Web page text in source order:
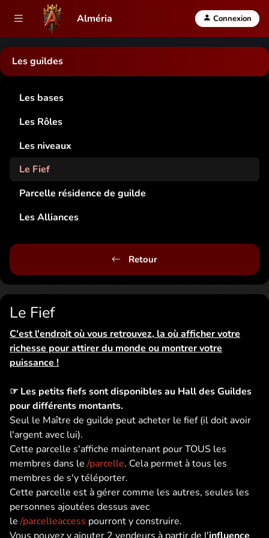
Alméria Connexion
Les guildes
Les bases
Les Rôles
Les niveaux
Le Fief
Parcelle résidence de guilde
Les Alliances
Retour
Le Fief
C'est l'endroit où vous retrouvez, la où afficher votre
richesse pour attirer du monde ou montrer votre
puissance !
☞ Les petits fiefs sont disponibles au Hall des Guildes
pour différents montants.
Seul le Maître de guilde peut acheter le fief (il doit avoir
l'argent avec lui).
Cette parcelle s'affiche maintenant pour TOUS les
membres dans le /parcelle. Cela permet à tous les
membres de s'y téléporter.
Cette parcelle est à gérer comme les autres, seules les
personnes ajoutées dessus avec
le /parcelleaccess pourront y construire.